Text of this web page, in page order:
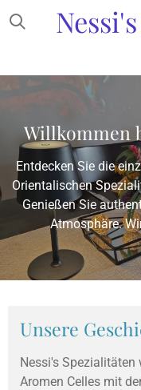
Zum
Hauptinhalt
Willkommen
Entdecken Sie die
Orientalischen
Genießen Sie
Atmosphäre.
Unsere
Nessi's Spezialitäten
Aromen Celles mit